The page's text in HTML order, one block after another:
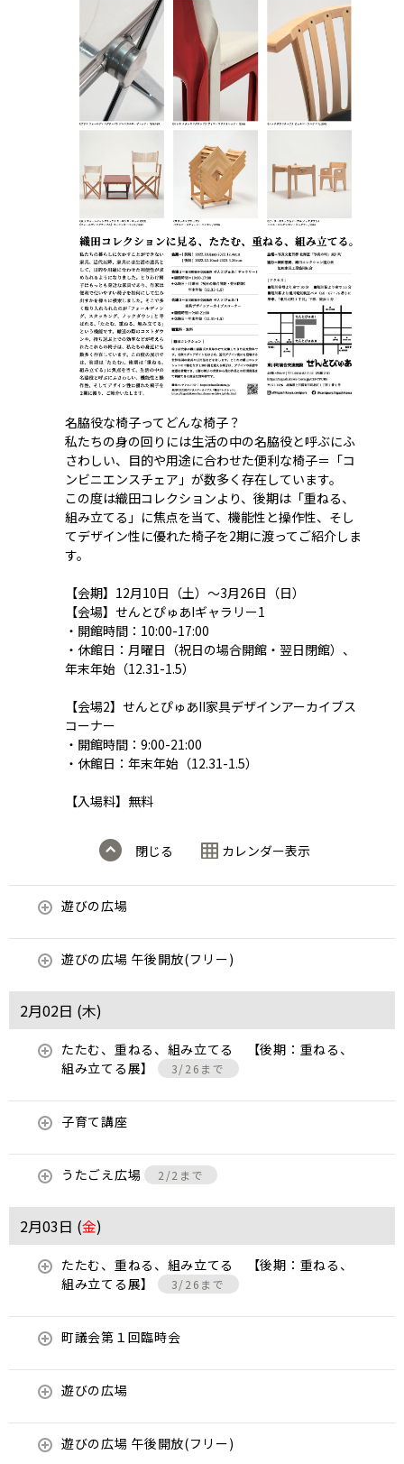
名脇役な椅子ってどんな椅子？
私たちの身の回りには生活の中の名脇役と呼ぶにふ
さわしい、目的や用途に合わせた便利な椅子＝「コ
ンビニエンスチェア」が数多く存在しています。
この度は織田コレクションより、後期は「重ねる、
組み立てる」に焦点を当て、機能性と操作性、そし
てデザイン性に優れた椅子を2期に渡ってご紹介しま
す。
【会期】12月10日（土）〜3月26日（日）
【会場】せんとぴゅあIギャラリー1
・開館時間：10:00-17:00
・休館日：月曜日（祝日の場合開館・翌日閉館）、
年末年始（12.31-1.5）
【会場2】せんとぴゅあII家具デザインアーカイブス
コーナー
・開館時間：9:00-21:00
・休館日：年末年始（12.31-1.5）
【入場料】無料
閉じる カレンダー表示
遊びの広場
遊びの広場 午後開放(フリー)
2月02日 (木)
たたむ、重ねる、組み立てる 【後期：重ねる、
組み立てる展】
3/26まで
子育て講座
うたごえ広場 2/2まで
2月03日 (金)
たたむ、重ねる、組み立てる 【後期：重ねる、
組み立てる展】
3/26まで
町議会第１回臨時会
遊びの広場
遊びの広場 午後開放(フリー)